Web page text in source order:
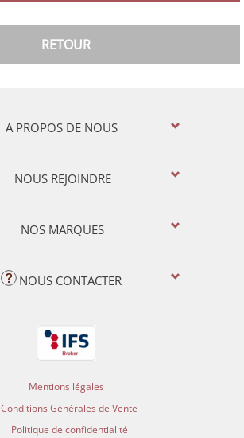
RETOUR
A PROPOS DE NOUS
NOUS REJOINDRE
NOS MARQUES
NOUS CONTACTER
Mentions légales
Conditions Générales de Vente
Politique de confidentialité